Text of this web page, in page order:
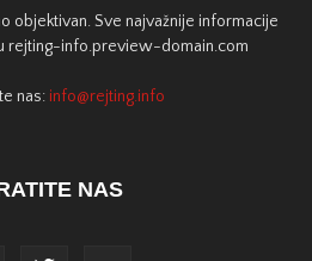
objektivan. Sve najvažnije informacije
rejting-info.preview-domain.com
nas: info@rejting.info
NAS